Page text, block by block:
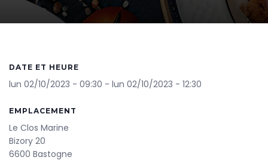
DATE ET HEURE
lun 02/10/2023 - 09:30 - lun 02/10/2023 - 12:30
EMPLACEMENT
Le Clos Marine
Bizory 20
6600 Bastogne